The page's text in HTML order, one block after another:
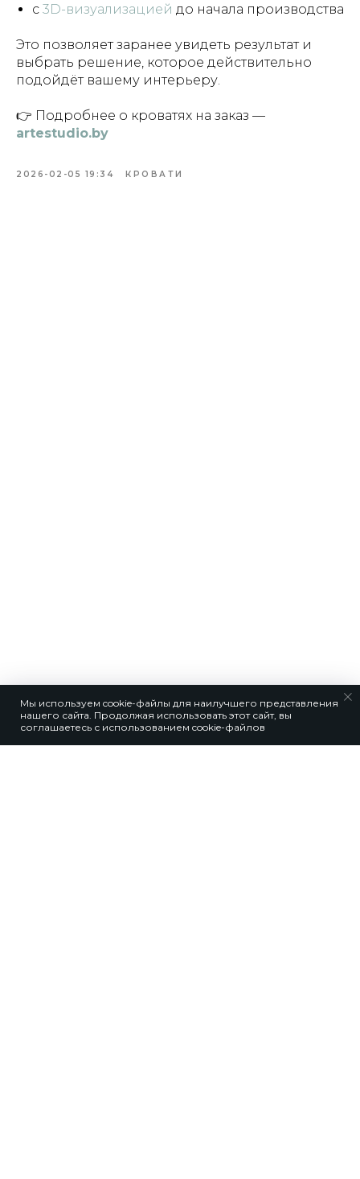
с 3D-визуализацией до начала производства
Это позволяет заранее увидеть результат и
выбрать решение, которое действительно
подойдёт вашему интерьеру.
👉 Подробнее о кроватях на заказ —
artestudio.by
2026-02-05 19:34 КРОВАТИ
Мы используем cookie-файлы для наилучшего представления
нашего сайта. Продолжая использовать этот сайт, вы
соглашаетесь с использованием cookie-файлов